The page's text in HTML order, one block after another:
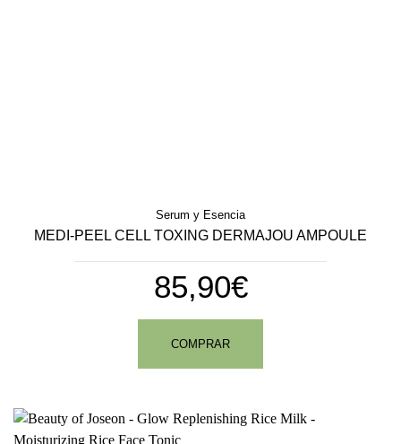
Serum y Esencia
MEDI-PEEL CELL TOXING DERMAJOU AMPOULE
85,90€
COMPRAR